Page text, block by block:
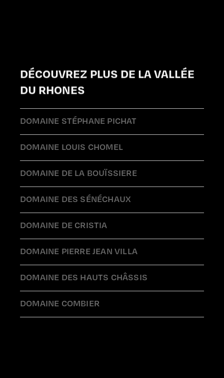
DÉCOUVREZ PLUS DE LA VALLÉE
DU RHONES
DOMAINE STÉPHANE PICHAT
DOMAINE LOUIS CHOMEL
DOMAINE DE LA BOUÏSSIERE
DOMAINE DES SÉNÉCHAUX
DOMAINE DE CRISTIA
DOMAINE PIERRE JEAN VILLA
DOMAINE DES HAUTS CHÂSSIS
DOMAINE COMBIER